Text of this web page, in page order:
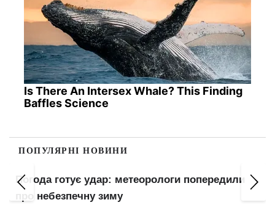
Is There An Intersex Whale? This Finding
Baffles Science
ПОПУЛЯРНІ НОВИНИ
Погода готує удар: метеорологи попередили
про небезпечну зиму